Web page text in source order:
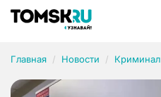
Главная Новости Криминал